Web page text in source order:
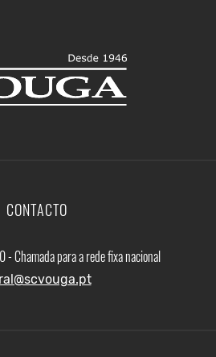
CONTACTO
Chamada para a rede fixa nacional